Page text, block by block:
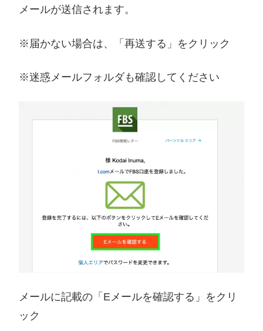
メールが送信されます。
※届かない場合は、「再送する」をクリック
※迷惑メールフォルダも確認してください
メールに記載の「Eメールを確認する」をクリ
ック